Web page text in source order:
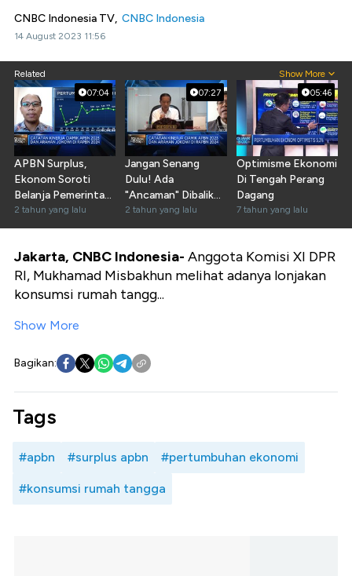
CNBC Indonesia TV, CNBC Indonesia
14 August 2023 11:56
Related Show More
07:04
APBN Surplus,
Ekonom Soroti
Belanja Pemerintah
Yang Seret!
2 tahun yang lalu
07:27
Jangan Senang
Dulu! Ada
"Ancaman" Dibalik
Surplus APBN RI
2 tahun yang lalu
05:46
Optimisme Ekonomi
Di Tengah Perang
Dagang
7 tahun yang lalu
Jakarta, CNBC Indonesia- Anggota Komisi XI DPR
RI, Mukhamad Misbakhun melihat adanya lonjakan
konsumsi rumah tangg...
Show More
Bagikan:
Tags
#apbn #surplus apbn #pertumbuhan ekonomi
#konsumsi rumah tangga